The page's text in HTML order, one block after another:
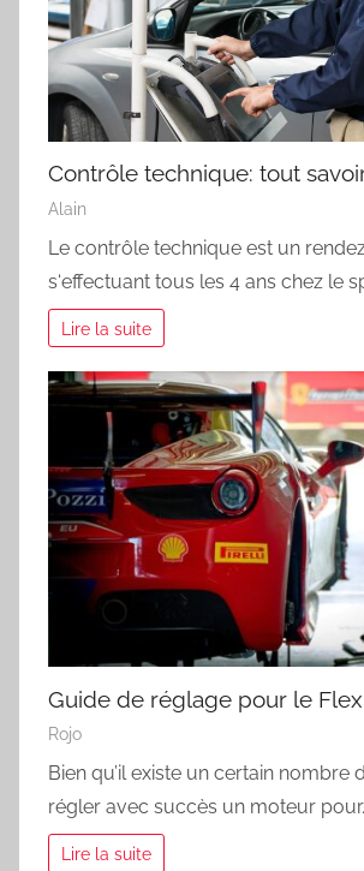
Contrôle technique: tout
Alain
Le contrôle technique est un
s‘effectuant tous les 4 ans chez le
Lire la suite
Guide de réglage pour le
Rojo
Bien qu’il existe un certain nombre
régler avec succès un moteur
Lire la suite